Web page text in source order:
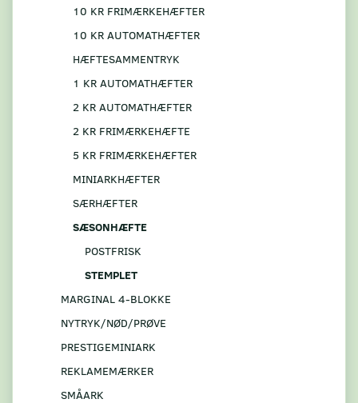
10 KR FRIMÆRKEHÆFTER
10 KR AUTOMATHÆFTER
HÆFTESAMMENTRYK
1 KR AUTOMATHÆFTER
2 KR AUTOMATHÆFTER
2 KR FRIMÆRKEHÆFTE
5 KR FRIMÆRKEHÆFTER
MINIARKHÆFTER
SÆRHÆFTER
SÆSONHÆFTE
POSTFRISK
STEMPLET
MARGINAL 4-BLOKKE
NYTRYK/NØD/PRØVE
PRESTIGEMINIARK
REKLAMEMÆRKER
SMÅARK